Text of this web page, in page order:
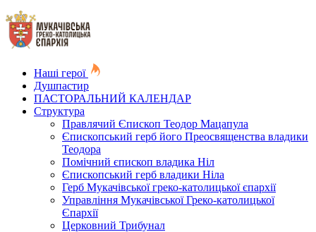
Наші герої
Душпастир
ПАСТОРАЛЬНИЙ КАЛЕНДАР
Структура
Правлячий Єпископ Теодор Мацапула
Єпископський герб його Преосвященства владики
Теодора
Помічний єпископ владика Ніл
Єпископський герб владики Ніла
Герб Мукачівської греко-католицької єпархії
Управління Мукачівської Греко-католицької
Єпархії
Церковний Трибунал